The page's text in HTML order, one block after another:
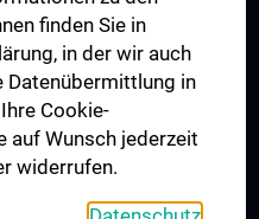
finden Sie in
in der wir auch
Datenübermittlung in
Cookie-
auf Wunsch jederzeit
widerrufen.